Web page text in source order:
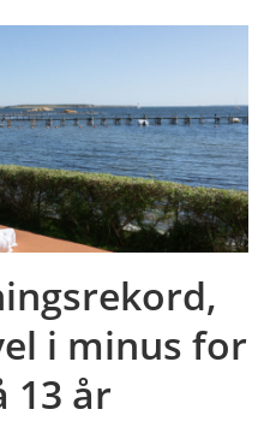
i minus for
13 år